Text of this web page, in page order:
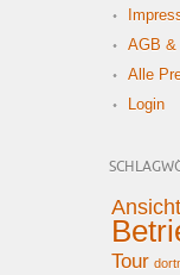
AGB &
Alle
Login
Ansicht
Tour